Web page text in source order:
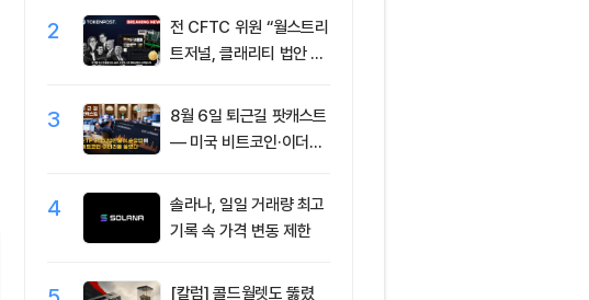
2
전 CFTC 위원 “월스트리
트저널, 클래리티 법안 오
3
8월 6일 퇴근길 팟캐스트
— 미국 비트코인·이더리
달러 순유입, 대형자산 쏠
림 강화
4
솔라나, 일일 거래량 최고
기록 속 가격 변동 제한
[칼럼] 콜드월렛도 뚫렸